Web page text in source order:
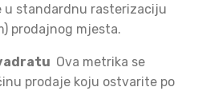
u standardnu rasterizaciju
prodajnog mjesta.
Ova metrika se
prodaje koju ostvarite po